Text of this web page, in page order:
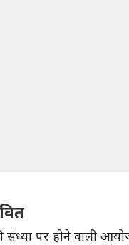
संध्या पर होने वाली